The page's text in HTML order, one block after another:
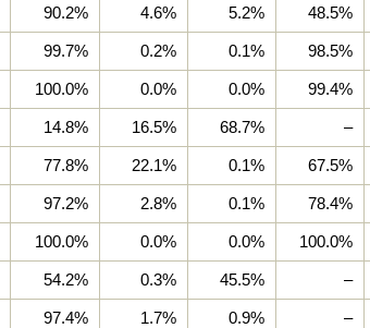
90.2% 4.6% 5.2% 48.5%
99.7% 0.2% 0.1% 98.5%
100.0% 0.0% 0.0% 99.4%
14.8% 16.5% 68.7% –
77.8% 22.1% 0.1% 67.5%
97.2% 2.8% 0.1% 78.4%
100.0% 0.0% 0.0% 100.0%
54.2% 0.3% 45.5% –
97.4% 1.7% 0.9% –